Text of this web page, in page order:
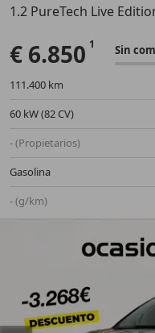
Anterior
1.2 PureTech Live
€ 6.850 Sin
111.400 km
60 kW (82 CV)
- (Propietarios)
Gasolina
- (g/km)